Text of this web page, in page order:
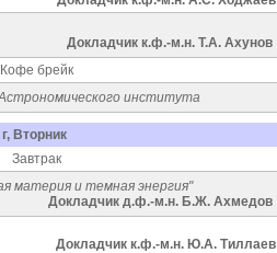
Докладчик к.ф.-м.н. T.A. Aхунов
Кофе брейк
института
Вторник
Завтрак
материя и темная энергия"
Докладчик д.ф.-м.н. Б.Ж. Ахмедов
Докладчик к.ф.-м.н. Ю.A. Tиллаев